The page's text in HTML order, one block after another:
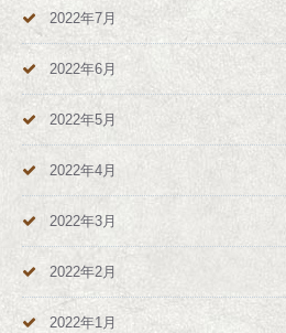
2022年7月
2022年6月
2022年5月
2022年4月
2022年3月
2022年2月
2022年1月